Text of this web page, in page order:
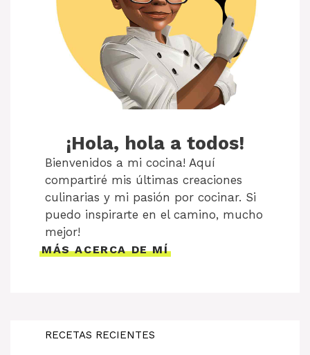
¡Hola, hola a todos!
Bienvenidos a mi cocina! Aquí
compartiré mis últimas creaciones
culinarias y mi pasión por cocinar. Si
puedo inspirarte en el camino, mucho
mejor!
MÁS ACERCA DE MÍ
RECETAS RECIENTES